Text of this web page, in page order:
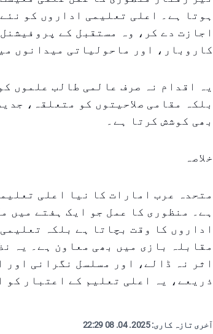
ہوتا ہے۔ اعلی تعلیمی اداروں کو
اجازت دے کر، وہ مستقبل کے
کاروبار، اور ماحولیاتی میدانوں
یہ اقدام نہ صرف عالمی طالب علموں
بلکہ مقامی صلاحیتوں کو متعلقہ،
بھی کوشش کرتا ہے۔
خلاصہ
متحدہ عرب امارات کا نیا اعلی
ہے۔ منظوری کا عمل جو ایک ہفتے میں
اداروں کا وقت بچاتا ہے بلکہ
مقابلہ بازی میں بھی معاون ہے۔ یہ
اثر نہ ڈالے، اور مسلسل نگرانی اور
ذریعے، یہ اعلی تعلیم کے اعتبار کو
آخری تازہ کاری:2025. 04. 08 22:29